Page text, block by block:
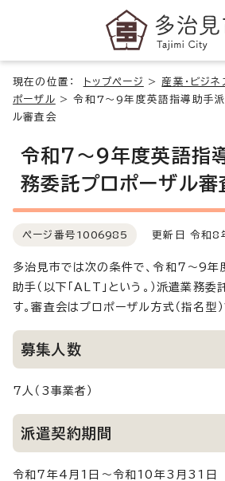
現在の位置： トップページ > 産業・ビジネ
ポーザル >令和7～9年度英語指導助手
ル審査会
令和7～9年度英語指
務委託プロポーザル審
ページ番号 1006985 更新日 令和8
多治見市では次の条件で、令和7～9年
助手（以下「ALT」という。）派遣業務
す。審査会はプロポーザル方式（指名型）
募集人数
7人（3事業者）
派遣契約期間
令和7年4月1日～令和10年3月31日